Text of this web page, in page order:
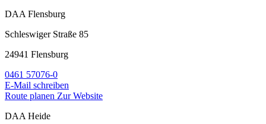
DAA Flensburg
Schleswiger Straße 85
24941 Flensburg
0461 57076-0
E-Mail schreiben
Route planen Zur Website
DAA Heide